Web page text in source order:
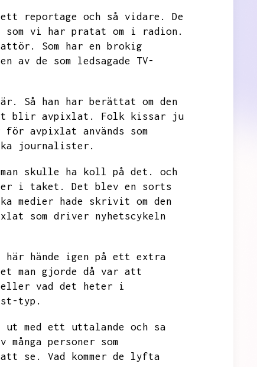
reportage och så vidare.
De
som vi har pratat om i radion.
Som har en brokig
av de som ledsagade TV-
Så han har berättat om den
blir avpixlat.
Folk kissar ju
för avpixlat används som
journalister.
skulle ha koll på det.
och
i taket.
Det blev en sorts
medier hade skrivit om den
som driver nyhetscykeln
här hände igen på ett extra
man gjorde då var att
eller vad det heter i
typ.
ut med ett uttalande och sa
personer som
att se.
Vad kommer de lyfta